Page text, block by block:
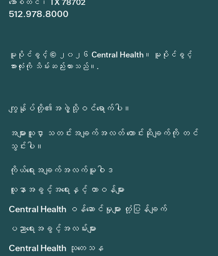
512.978.8000
မူပိုင်ခွင့် © ၂၀၂၆ Central Health။ မူပိုင်ခွင့်
အားလုံးကို သိမ်းဆည်းထားသည်။.
ကျွန်ုပ်တို့၏အဖွဲ့သို့ဝင်ရောက်ပါ။
အများသူငှာ သတင်းအချက်အလတ် တောင်းဆိုချက်ကို တင်
သွင်းပါ။
ကိုယ်ရေးအချက်အလက်မူဝါဒ
လူနာအခွင့်အရေးနှင့် တာဝန်များ
Central Health ဝန်ဆောင်မှုများ တုံ့ပြန်ချက်
ပညာရေးအခွင့်အလမ်းများ
Central Health သုတေသန